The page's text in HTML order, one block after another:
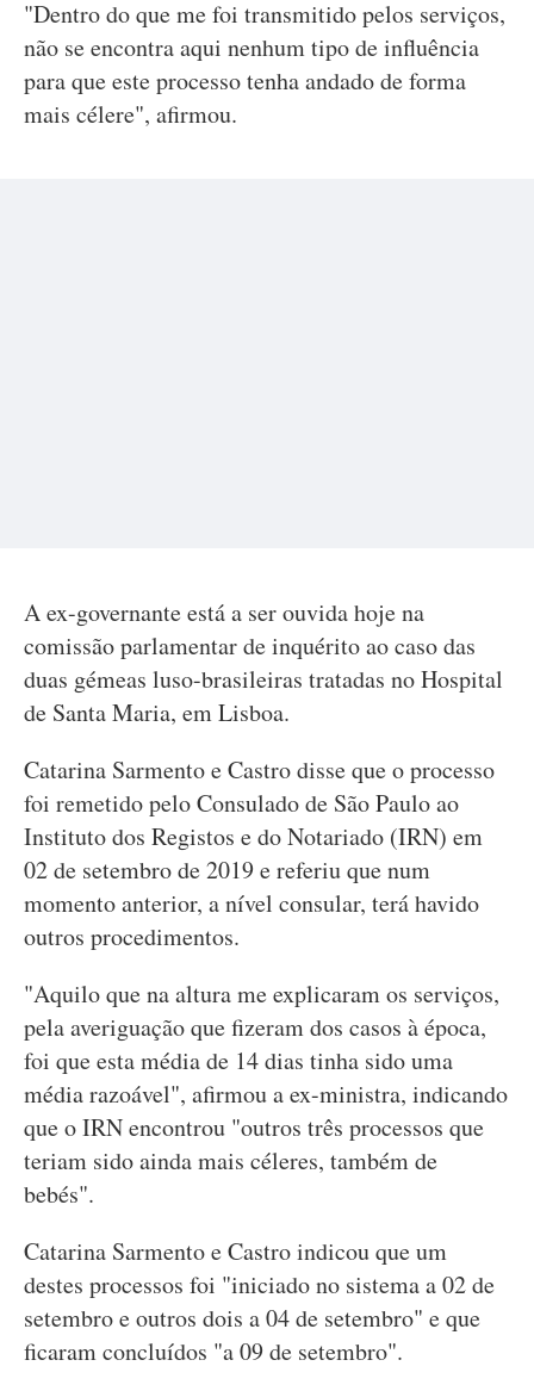
"Dentro do que me foi transmitido pelos serviços,
não se encontra aqui nenhum tipo de influência
para que este processo tenha andado de forma
mais célere", afirmou.
A ex-governante está a ser ouvida hoje na
comissão parlamentar de inquérito ao caso das
duas gémeas luso-brasileiras tratadas no Hospital
de Santa Maria, em Lisboa.
Catarina Sarmento e Castro disse que o processo
foi remetido pelo Consulado de São Paulo ao
Instituto dos Registos e do Notariado (IRN) em
02 de setembro de 2019 e referiu que num
momento anterior, a nível consular, terá havido
outros procedimentos.
"Aquilo que na altura me explicaram os serviços,
pela averiguação que fizeram dos casos à época,
foi que esta média de 14 dias tinha sido uma
média razoável", afirmou a ex-ministra, indicando
que o IRN encontrou "outros três processos que
teriam sido ainda mais céleres, também de
bebés".
Catarina Sarmento e Castro indicou que um
destes processos foi "iniciado no sistema a 02 de
setembro e outros dois a 04 de setembro" e que
ficaram concluídos "a 09 de setembro".